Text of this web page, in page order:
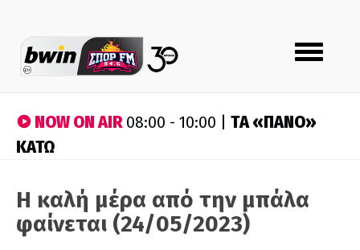
Toggle
navigation
NOW ON AIR08:00 - 10:00 | ΤA «ΠΑΝΟ»
ΚΑΤΩ
Η καλή μέρα από την μπάλα
φαίνεται (24/05/2023)